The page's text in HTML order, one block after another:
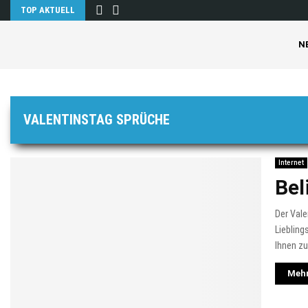
TOP AKTUELL
VALENTINSTAG SPRÜCHE
Internet
Der
Ihnen